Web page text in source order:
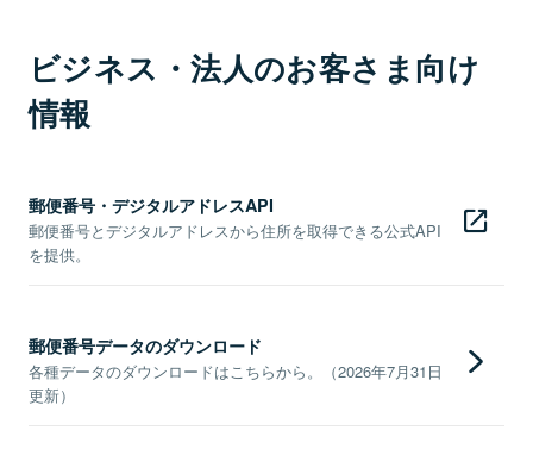
ビジネス・法人のお客さま向け
情報
郵便番号・デジタルアドレスAPI
郵便番号とデジタルアドレスから住所を取得できる公式API
を提供。
郵便番号データのダウンロード
各種データのダウンロードはこちらから。（2026年7月31日
更新）